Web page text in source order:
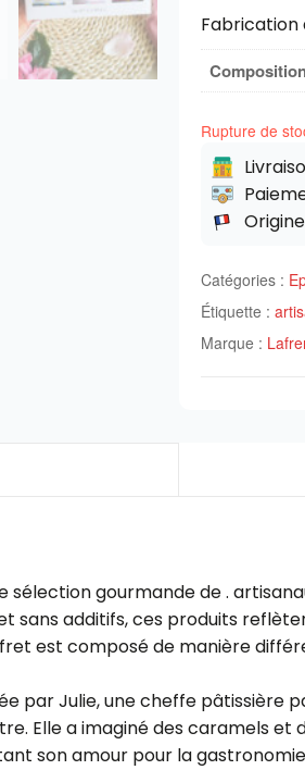
Fabrication
Rupture de
Catégories :
Étiquette :
Marque :
sélection gourmande de .
sans additifs, ces produits
est composé de manière
par Julie, une cheffe pâtissière
Elle a imaginé des caramels
son amour pour la